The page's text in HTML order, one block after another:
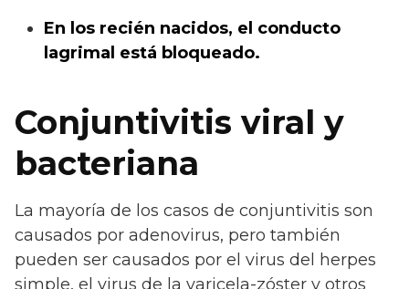
En los recién nacidos, el conducto
lagrimal está bloqueado.
Conjuntivitis viral y
bacteriana
La mayoría de los casos de conjuntivitis son
causados ​​por adenovirus, pero también
pueden ser causados ​​por el virus del herpes
simple, el virus de la varicela-zóster y otros